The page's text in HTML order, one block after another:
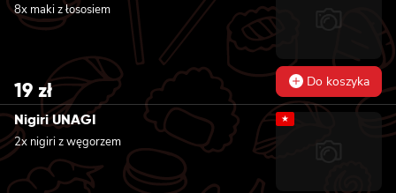
8x maki z łososiem
19 zł Do koszyka
Nigiri UNAGI
2x nigiri z węgorzem
★